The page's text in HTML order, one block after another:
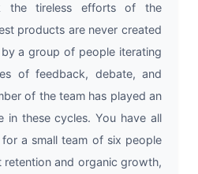
tireless efforts of the
products are never created
a group of people iterating
of feedback, debate, and
of the team has played an
in these cycles. You have all
a small team of six people
and organic growth,